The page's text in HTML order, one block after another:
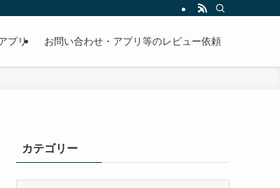
プリ お問い合わせ・アプリ等のレビュー依頼
カテゴリー